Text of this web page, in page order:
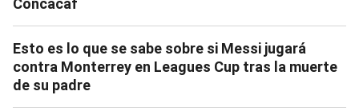
Concacaf
Esto es lo que se sabe sobre si Messi jugará
contra Monterrey en Leagues Cup tras la muerte
de su padre